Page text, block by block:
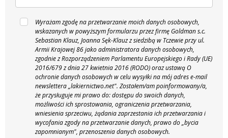
Wyrażam zgodę na przetwarzanie moich danych osobowych,
wskazanych w powyższym formularzu przez firmę Goldman s.c.
Sebastian Klauz, Joanna Sęk-Klauz z siedzibą w Tczewie przy ul.
Armii Krajowej 86 jako administratora danych osobowych,
zgodnie z Rozporządzeniem Parlamentu Europejskiego i Rady (UE)
2016/679 z dnia 27 kwietnia 2016 (RODO) oraz ustawą O
ochronie danych osobowych w celu wysyłki na mój adres e-mail
newslettera „lakiernictwo.net". Zostałem/am poinformowany/a,
że przysługuje mi prawo do: dostępu do swoich danych,
możliwości ich sprostowania, ograniczenia przetwarzania,
wniesienia sprzeciwu, żądania zaprzestania ich przetwarzania i
wycofania zgody na przetwarzanie danych, prawo do „bycia
zapomnianym", przenoszenia danych osobowych.